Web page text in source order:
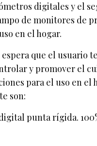
digitales y el
de monitores de
en el hogar.
que el usuario
y promover el
para el uso en el
son:
punta rígida.